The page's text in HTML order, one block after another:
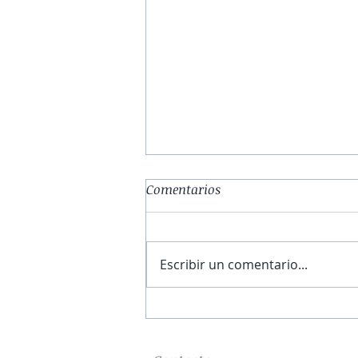
Comentarios
Escribir un comentario...